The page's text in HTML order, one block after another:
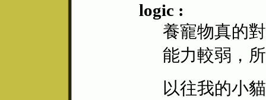
logic :
養寵物真的
能力較弱，
以往我的小